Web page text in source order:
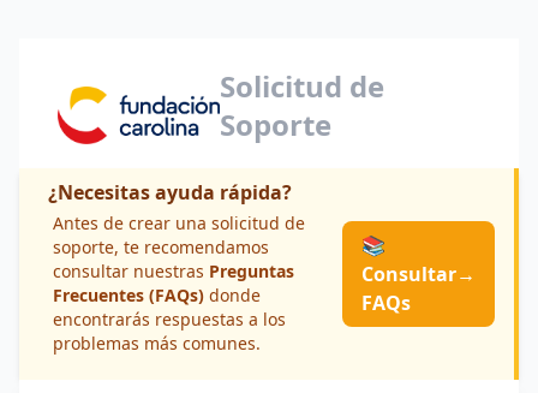
Solicitud de
Soporte
¿Necesitas ayuda rápida?
Antes de crear una solicitud de
soporte, te recomendamos
consultar nuestras Preguntas
Frecuentes (FAQs) donde
encontrarás respuestas a los
problemas más comunes.
📚
Consultar
FAQs
→